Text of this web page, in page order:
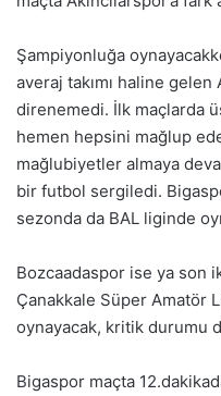
Şampiyonluğa
averaj takımı haline gelen
direnemedi. İlk maçlarda
hemen hepsini mağlup
mağlubiyetler almaya
bir futbol sergiledi.
sezonda da BAL liginde
Bozcaadaspor ise ya son
Çanakkale Süper Amatör
oynayacak, kritik durumu
Bigaspor maçta